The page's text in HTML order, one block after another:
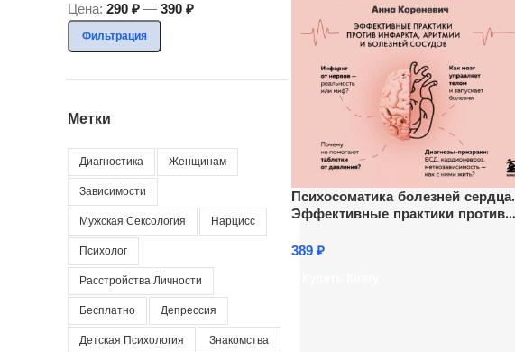
Фильтрация
Цена: 290 ₽ — 390 ₽
Метки
Диагностика Женщинам
Зависимости
Мужская Сексология Нарцисс
Психолог
Расстройства Личности
Бесплатно Депрессия
Детская Психология Знакомства
Психосоматика болезней сердца.
Эффективные практики против
сосудов
389 ₽